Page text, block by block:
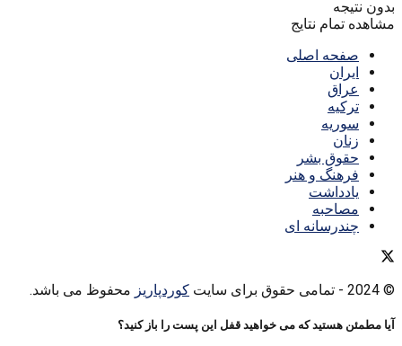
بدون نتیجه
مشاهده تمام نتایج
صفحه اصلی
ایران
عراق
ترکیه
سوریه
زنان
حقوق بشر
فرهنگ و هنر
یادداشت
مصاحبه
چندرسانه ای
© 2024 - تمامی حقوق برای سایت کوردپاریز محفوظ می باشد.
آیا مطمئن هستید که می خواهید قفل این پست را باز کنید؟